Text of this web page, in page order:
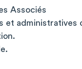
Associés
et administratives